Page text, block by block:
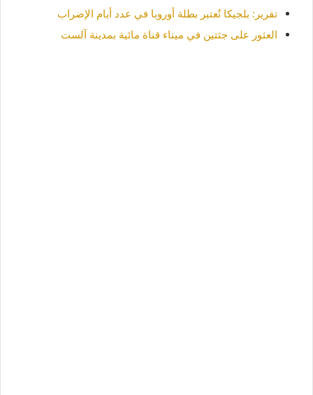
تقرير: بلجيكا تُعتبر بطلة أوروبا في عدد أيام الإضراب
العثور على جثتين في ميناء قناة مائية بمدينة آلست